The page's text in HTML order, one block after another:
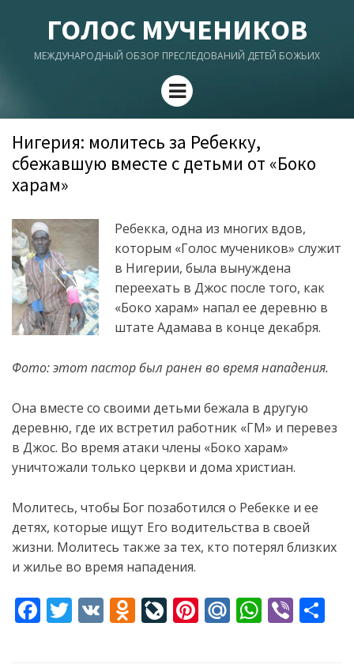
ГОЛОС МУЧЕНИКОВ
МЕЖДУНАРОДНЫЙ ОБЗОР ПРЕСЛЕДОВАНИЙ ДЕТЕЙ БОЖЬИХ
Menu
Нигерия: молитесь за Ребекку,
сбежавшую вместе с детьми от «Боко
харам»
Ребекка, одна из многих вдов,
которым «Голос мучеников» служит
в Нигерии, была вынуждена
переехать в Джос после того, как
«Боко харам» напал ее деревню в
штате Адамава в конце декабря.
Фото: этот пастор был ранен во время нападения.
Она вместе со своими детьми бежала в другую
деревню, где их встретил работник «ГМ» и перевез
в Джос. Во время атаки члены «Боко харам»
уничтожали только церкви и дома христиан.
Молитесь, чтобы Бог позаботился о Ребекке и ее
детях, которые ищут Его водительства в своей
жизни. Молитесь также за тех, кто потерял близких
и жилье во время нападения.
F T V O Li Pi M W Vi